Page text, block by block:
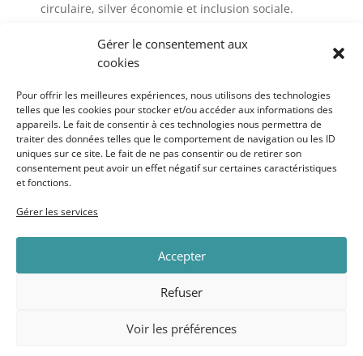
Gérer le consentement aux
cookies
Pour offrir les meilleures expériences, nous utilisons des technologies
telles que les cookies pour stocker et/ou accéder aux informations des
appareils. Le fait de consentir à ces technologies nous permettra de
traiter des données telles que le comportement de navigation ou les ID
uniques sur ce site. Le fait de ne pas consentir ou de retirer son
consentement peut avoir un effet négatif sur certaines caractéristiques
et fonctions.
Gérer les services
Accepter
Refuser
Voir les préférences
circulaire, silver économie et inclusion sociale.
Bienvenue à toutes et tous !
Retrouvez une description de tous les projets sur nos
https://www.facebook.com/premierebrique31ethttps:/
/www.linkedin.com/in/premi%C3%A8re-brique-
705957108/
←Le jury de sélection de l’incubateur pour une
Nous travaillons désormais dans un tiers lieu tout